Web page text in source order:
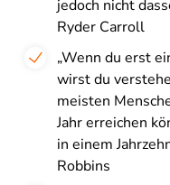
jedoch nicht
Ryder Carroll
„Wenn du erst
wirst du
meisten
Jahr erreichen
in einem
Robbins